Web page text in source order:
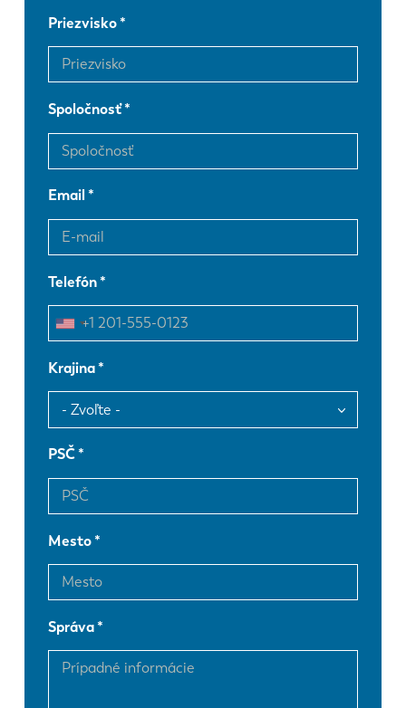
Priezvisko
Spoločnosť
Email
Telefón
Krajina
PSČ
Mesto
Správa